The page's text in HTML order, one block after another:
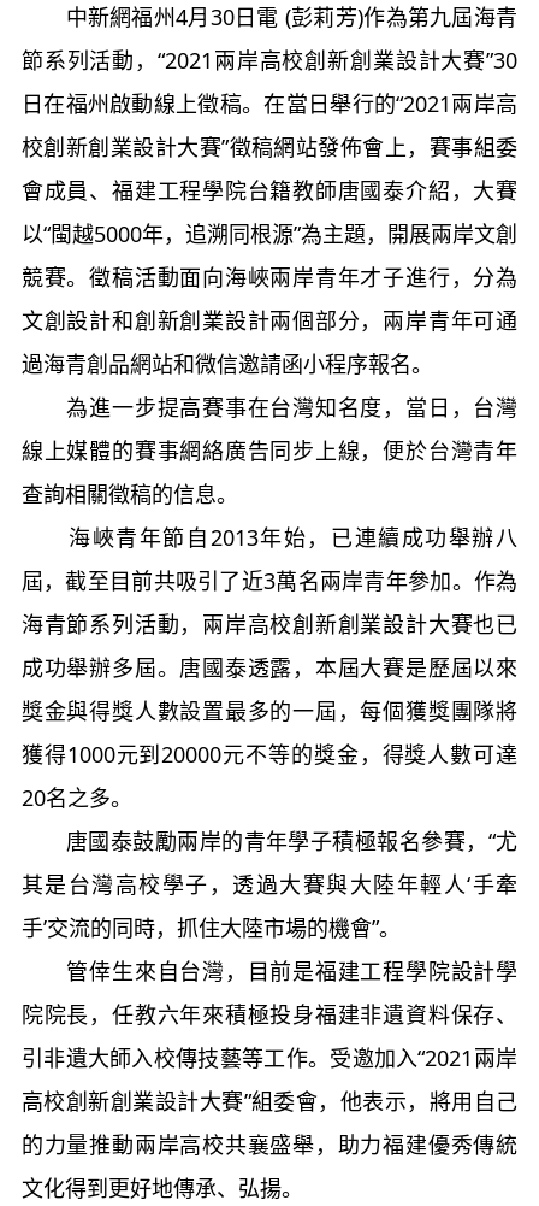
中新網福州4月30日電 (彭莉芳)作為第九屆海青
節系列活動，“2021兩岸高校創新創業設計大賽”30
日在福州啟動線上徵稿。在當日舉行的“2021兩岸高
校創新創業設計大賽”徵稿網站發佈會上，賽事組委
會成員、福建工程學院台籍教師唐國泰介紹，大賽
以“閩越5000年，追溯同根源”為主題，開展兩岸文創
競賽。徵稿活動面向海峽兩岸青年才子進行，分為
文創設計和創新創業設計兩個部分，兩岸青年可通
過海青創品網站和微信邀請函小程序報名。
為進一步提高賽事在台灣知名度，當日，台灣
線上媒體的賽事網絡廣告同步上線，便於台灣青年
查詢相關徵稿的信息。
海峽青年節自2013年始，已連續成功舉辦八
屆，截至目前共吸引了近3萬名兩岸青年參加。作為
海青節系列活動，兩岸高校創新創業設計大賽也已
成功舉辦多屆。唐國泰透露，本屆大賽是歷屆以來
獎金與得獎人數設置最多的一屆，每個獲獎團隊將
獲得1000元到20000元不等的獎金，得獎人數可達
20名之多。
唐國泰鼓勵兩岸的青年學子積極報名參賽，“尤
其是台灣高校學子，透過大賽與大陸年輕人‘手牽
手’交流的同時，抓住大陸市場的機會”。
管倖生來自台灣，目前是福建工程學院設計學
院院長，任教六年來積極投身福建非遺資料保存、
引非遺大師入校傳技藝等工作。受邀加入“2021兩岸
高校創新創業設計大賽”組委會，他表示，將用自己
的力量推動兩岸高校共襄盛舉，助力福建優秀傳統
文化得到更好地傳承、弘揚。